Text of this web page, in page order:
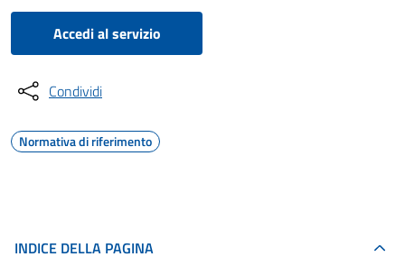
Accedi al servizio
Condividi
Normativa di riferimento
INDICE DELLA PAGINA